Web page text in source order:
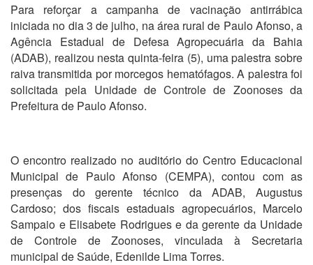
Para reforçar a campanha de vacinação antirrábica
iniciada no dia 3 de julho, na área rural de Paulo Afonso, a
Agência Estadual de Defesa Agropecuária da Bahia
(ADAB), realizou nesta quinta-feira (5), uma palestra sobre
raiva transmitida por morcegos hematófagos. A palestra foi
solicitada pela Unidade de Controle de Zoonoses da
Prefeitura de Paulo Afonso.
O encontro realizado no auditório do Centro Educacional
Municipal de Paulo Afonso (CEMPA), contou com as
presenças do gerente técnico da ADAB, Augustus
Cardoso; dos fiscais estaduais agropecuários, Marcelo
Sampaio e Elisabete Rodrigues e da gerente da Unidade
de Controle de Zoonoses, vinculada à Secretaria
municipal de Saúde, Edenilde Lima Torres.